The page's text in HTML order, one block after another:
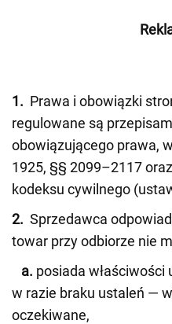
1. Prawa i obowiązki
regulowane są
obowiązującego prawa,
1925, §§ 2099–2117
kodeksu cywilnego
2. Sprzedawca
towar przy odbiorze nie
a. posiada właściwości
w razie braku ustaleń —
oczekiwane,